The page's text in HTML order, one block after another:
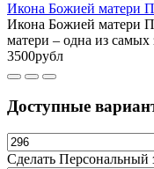
Икона Божией матери
Икона Божией матери
матери – одна из самых
3500рубл
Доступные
Сделать Персональный